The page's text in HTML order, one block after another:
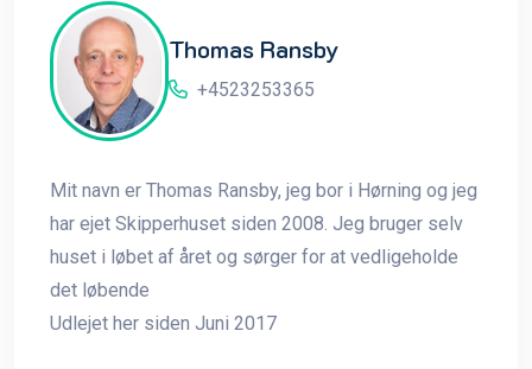
Thomas Ransby
+4523253365
Mit navn er Thomas Ransby, jeg bor i Hørning og jeg
har ejet Skipperhuset siden 2008. Jeg bruger selv
huset i løbet af året og sørger for at vedligeholde
det løbende
Udlejet her siden Juni 2017